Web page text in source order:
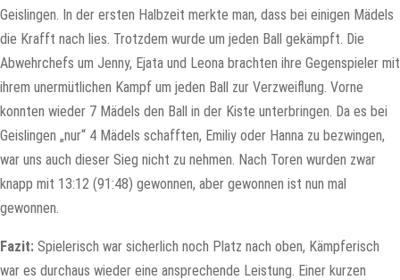
Geislingen. In der ersten Halbzeit merkte man, dass bei einigen Mädels
die Krafft nach lies. Trotzdem wurde um jeden Ball gekämpft. Die
Abwehrchefs um Jenny, Ejata und Leona brachten ihre Gegenspieler mit
ihrem unermütlichen Kampf um jeden Ball zur Verzweiflung. Vorne
konnten wieder 7 Mädels den Ball in der Kiste unterbringen. Da es bei
Geislingen „nur“ 4 Mädels schafften, Emiliy oder Hanna zu bezwingen,
war uns auch dieser Sieg nicht zu nehmen. Nach Toren wurden zwar
knapp mit 13:12 (91:48) gewonnen, aber gewonnen ist nun mal
gewonnen.
Fazit: Spielerisch war sicherlich noch Platz nach oben, Kämpferisch
war es durchaus wieder eine ansprechende Leistung. Einer kurzen